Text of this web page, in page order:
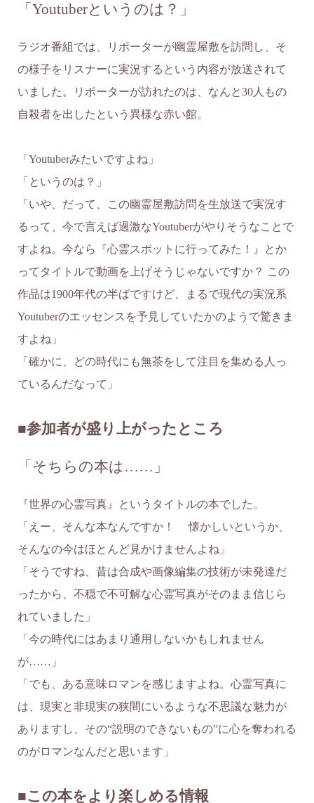
「Youtuberというのは？」
ラジオ番組では、リポーターが幽霊屋敷を訪問し、そ
の様子をリスナーに実況するという内容が放送されて
いました。リポーターが訪れたのは、なんと30人もの
自殺者を出したという異様な赤い館。
「Youtuberみたいですよね」
「というのは？」
「いや、だって、この幽霊屋敷訪問を生放送で実況す
るって、今で言えば過激なYoutuberがやりそうなことで
すよね。今なら『心霊スポットに行ってみた！』とか
ってタイトルで動画を上げそうじゃないですか？ この
作品は1900年代の半ばですけど、まるで現代の実況系
Youtuberのエッセンスを予見していたかのようで驚きま
すよね」
「確かに、どの時代にも無茶をして注目を集める人っ
ているんだなって」
■参加者が盛り上がったところ
「そちらの本は……」
『世界の心霊写真』というタイトルの本でした。
「えー、そんな本なんですか！ 懐かしいというか、
そんなの今はほとんど見かけませんよね」
「そうですね、昔は合成や画像編集の技術が未発達だ
ったから、不穏で不可解な心霊写真がそのまま信じら
れていました」
「今の時代にはあまり通用しないかもしれません
が……」
「でも、ある意味ロマンを感じますよね。心霊写真に
は、現実と非現実の狭間にいるような不思議な魅力が
ありますし、その“説明のできないもの”に心を奪われる
のがロマンなんだと思います」
■この本をより楽しめる情報